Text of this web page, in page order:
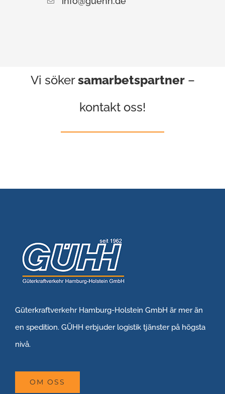
Vi sökersamarbetspartner–
kontakt oss!
Güterkraftverkehr Hamburg-Holstein GmbH är mer än
en spedition. GÜHH erbjuder logistik tjänster på högsta
nivå.
OM OSS